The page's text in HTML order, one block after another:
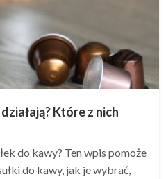
Które z nich
do kawy? Ten wpis pomoże
do kawy, jak je wybrać,